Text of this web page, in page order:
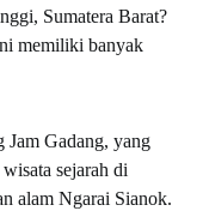
Sumatera Barat?
memiliki banyak
Gadang, yang
sejarah di
alam Ngarai Sianok.